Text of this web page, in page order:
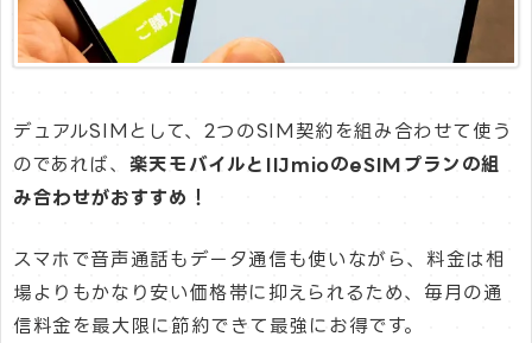
デュアルSIMとして、2つのSIM契約を組み合わせて使う
のであれば、 楽天モバイルとIIJmioのeSIMプランの組
み合わせがおすすめ！
スマホで音声通話もデータ通信も使いながら、料金は相
場よりもかなり安い価格帯に抑えられるため、毎月の通
信料金を最大限に節約できて最強にお得です。